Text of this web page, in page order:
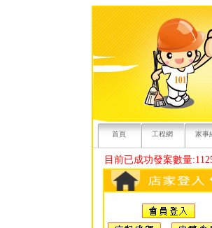
首頁 工程網 家事
目前已成功發案數量